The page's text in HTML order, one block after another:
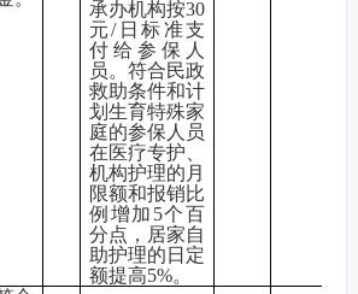
承办机构按30
元/日标准支
付给参保人
员。符合民政
救助条件和计
划生育特殊家
庭的参保人员
在医疗专护、
机构护理的月
限额和报销比
例增加5个百
分点，居家自
助护理的日定
额提高5%。